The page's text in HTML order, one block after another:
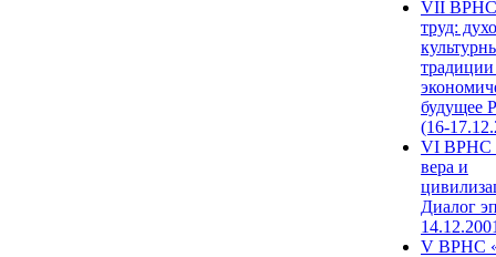
VII ВРНС
труд:
будущее
(16-
VI ВРНС
вера и
Диалог
V ВРНС